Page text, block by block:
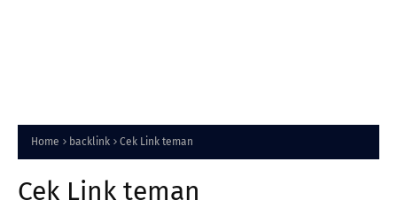
Home backlink Cek Link teman
Cek Link teman